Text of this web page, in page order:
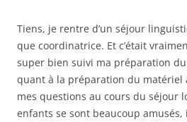
Tiens, je rentre d’un séjour
que coordinatrice. Et c’était
super bien suivi ma préparation du
quant à la préparation du matériel
mes questions au cours du séjour
enfants se sont beaucoup